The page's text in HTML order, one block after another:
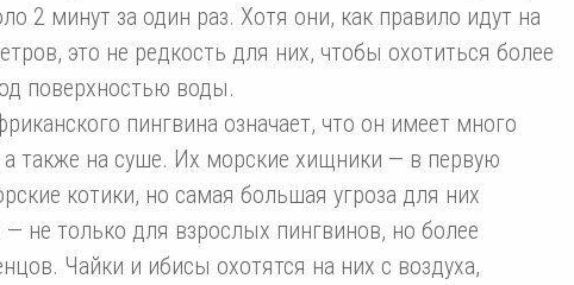
2 минут за один раз. Хотя они, как правило идут на
это не редкость для них, чтобы охотиться более
поверхностью воды.
пингвина означает, что он имеет много
также на суше. Их морские хищники — в первую
котики, но самая большая угроза для них
— не только для взрослых пингвинов, но более
Чайки и ибисы охотятся на них с воздуха,